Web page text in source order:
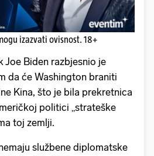
izazvati ovisnost. 18+
Joe Biden razbjesnio je
da će Washington braniti
Kina, što je bila prekretnica
politici „strateške
toj zemlji.
službene diplomatske